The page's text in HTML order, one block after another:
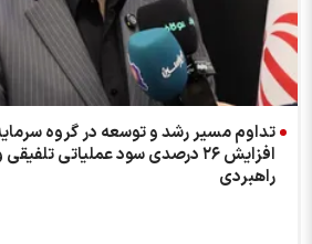
تداوم مسیر رشد و توسعه در گروه
افزایش ۲۶ درصدی سود عملیاتی
راهبردی